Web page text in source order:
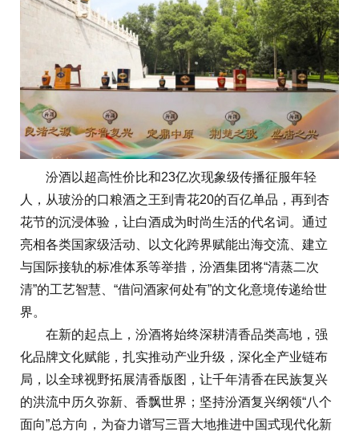
汾酒以超高性价比和23亿次现象级传播征服年轻
人，从玻汾的口粮酒之王到青花20的百亿单品，再到杏
花节的沉浸体验，让白酒成为时尚生活的代名词。通过
亮相各类国家级活动、以文化跨界赋能出海交流、建立
与国际接轨的标准体系等举措，汾酒集团将“清蒸二次
清”的工艺智慧、“借问酒家何处有”的文化意境传递给世
界。
在新的起点上，汾酒将始终深耕清香品类高地，强
化品牌文化赋能，扎实推动产业升级，深化全产业链布
局，以全球视野拓展清香版图，让千年清香在民族复兴
的洪流中历久弥新、香飘世界；坚持汾酒复兴纲领“八个
面向”总方向，为奋力谱写三晋大地推进中国式现代化新